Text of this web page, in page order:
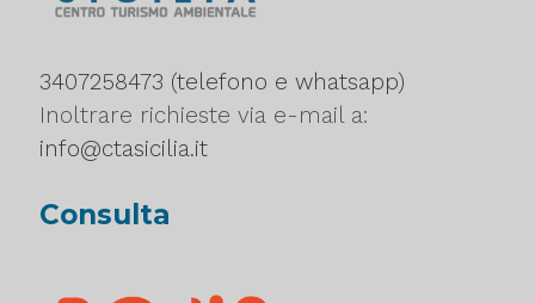
3407258473 (telefono e whatsapp)
Inoltrare richieste via e-mail a:
info@ctasicilia.it
Consulta